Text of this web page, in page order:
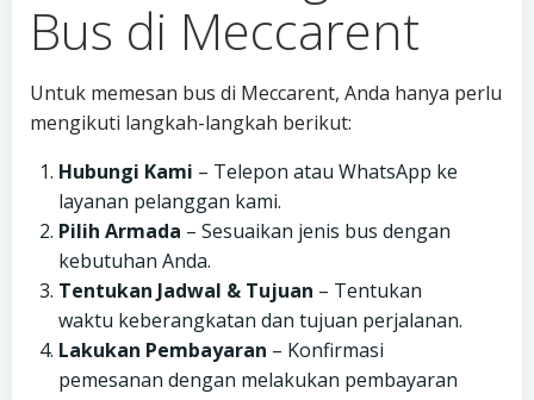
Bus di Meccarent
Untuk memesan bus di Meccarent, Anda hanya perlu
mengikuti langkah-langkah berikut:
Hubungi Kami – Telepon atau WhatsApp ke
layanan pelanggan kami.
Pilih Armada – Sesuaikan jenis bus dengan
kebutuhan Anda.
Tentukan Jadwal & Tujuan – Tentukan
waktu keberangkatan dan tujuan perjalanan.
Lakukan Pembayaran – Konfirmasi
pemesanan dengan melakukan pembayaran